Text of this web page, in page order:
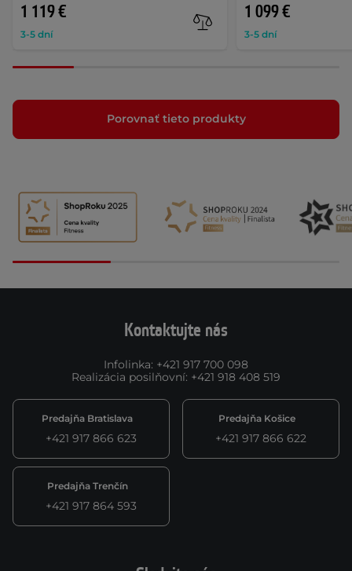
1 119 €
3-5 dní
1 099 €
3-5 dní
Porovnať tieto produkty
Kontaktujte nás
Infolinka: +421 917 700 098
Realizácia posilňovní: +421 918 408 519
Predajňa Bratislava
+421 917 866 623
Predajňa Košice
+421 917 866 622
Predajňa Trenčín
+421 917 864 593